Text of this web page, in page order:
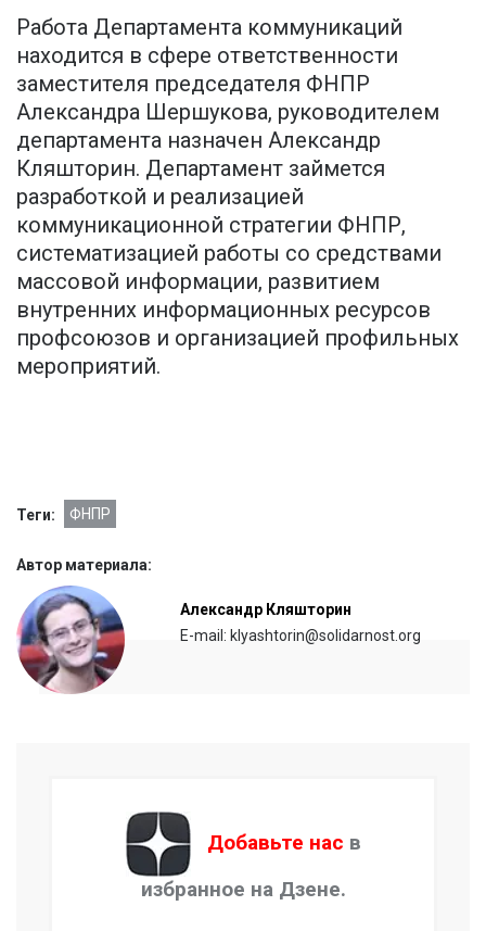
Работа Департамента коммуникаций
находится в сфере ответственности
заместителя председателя ФНПР
Александра Шершукова, руководителем
департамента назначен Александр
Кляшторин. Департамент займется
разработкой и реализацией
коммуникационной стратегии ФНПР,
систематизацией работы со средствами
массовой информации, развитием
внутренних информационных ресурсов
профсоюзов и организацией профильных
мероприятий.
Теги: ФНПР
Автор материала:
Александр Кляшторин
E-mail: klyashtorin@solidarnost.org
Добавьте нас в
избранное на Дзене.